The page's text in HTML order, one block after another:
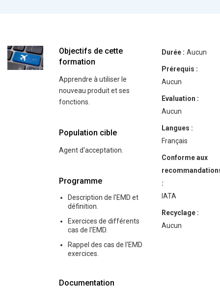
Objectifs de cette
formation
Apprendre à utiliser le
nouveau produit et ses
fonctions.
Population cible
Agent d'acceptation.
Programme
Description de l'EMD et
définition.
Exercices de différents
cas de l'EMD.
Rappel des cas de l'EMD
exercices.
Documentation
Durée : Aucun
Prérequis :
Aucun
Evaluation :
Aucun
Langues :
Français
Conforme aux
:
IATA
Recyclage :
Aucun